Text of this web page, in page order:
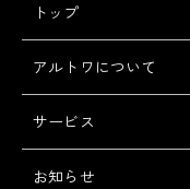
トップ
アルトワについて
サービス
お知らせ